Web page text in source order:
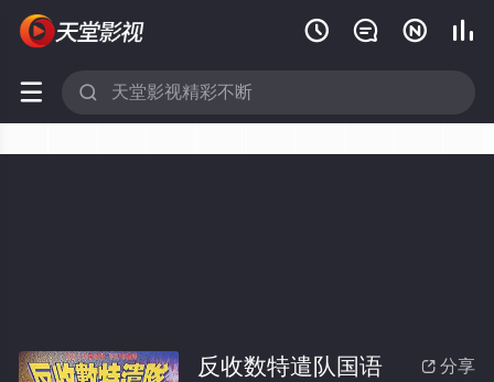
   
 
 分享
反收数特遣队国语